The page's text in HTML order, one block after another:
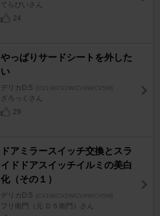
てらぴいさん
24
やっぱりサードシートを外した
い
デリカD:5 [CV1W/CV2W/CV4W/CV5W]
ざろっくさん
29
ドアミラースイッチ交換とスラ
イドドアスイッチイルミの美白
化（その１）
デリカD:5 [CV1W/CV2W/CV4W/CV5W]
フリ衛門（元 Ｄ５衛門）さん